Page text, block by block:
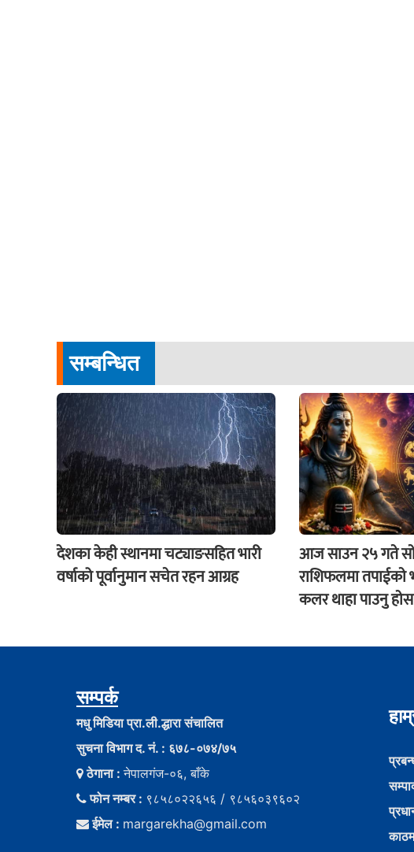
सम्बन्धित
देशका केही स्थानमा चट्याङसहित भारी
वर्षाको पूर्वानुमान सचेत रहन आग्रह
आज साउन २५ गते
राशिफलमा
कलर थाहा पाउनु हाेस
सम्पर्क
मधु मिडिया प्रा.ली.द्धारा संचालित
सुचना विभाग द. नं. : ६७८-०७४/७५
ठेगाना :नेपालगंज-०६, बाँके
फोन नम्बर : ९८५८०२२६५६ / ९८५६०३९६०२
ईमेल : margarekha@gmail.com